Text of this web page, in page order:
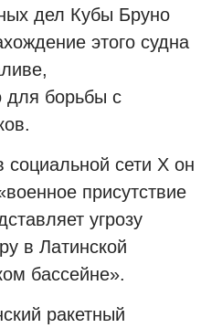
дел Кубы Бруно
этого судна
для борьбы с
социальной сети X он
присутствие
угрозу
в Латинской
бассейне».
ракетный